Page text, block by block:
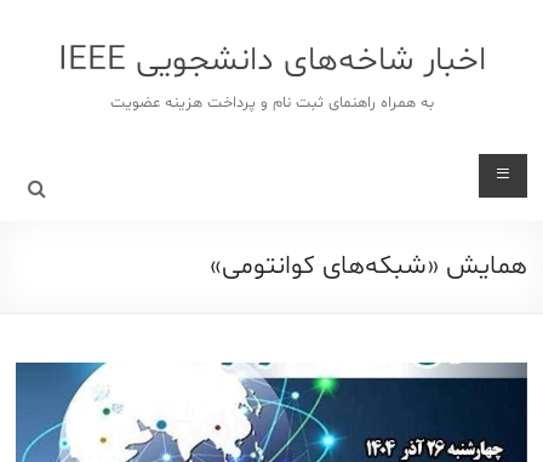
اخبار شاخه‌های دانشجویی IEEE
به همراه راهنمای ثبت نام و پرداخت هزینه عضویت
همایش «شبکه‌های کوانتومی»